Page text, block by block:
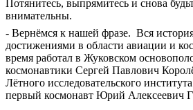
Потянитесь, выпрямитесь и снова
внимательны.
- Вернёмся к нашей фразе. Вся история
достижениями в области авиации и
время работал в Жуковском
космонавтики Сергей Павлович
Лётного исследовательского
первый космонавт Юрий Алексеевич